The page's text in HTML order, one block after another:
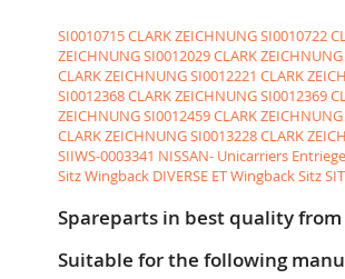
SI0010715 CLARK ZEICHNUNGSI0010722
ZEICHNUNGSI0012029 CLARK ZEICHNUNG
CLARK ZEICHNUNGSI0012221 CLARK
SI0012368 CLARK ZEICHNUNGSI0012369
ZEICHNUNGSI0012459 CLARK ZEICHNUNG
CLARK ZEICHNUNGSI0013228 CLARK
SIIWS-0003341 NISSAN- Unicarriers
Sitz Wingback DIVERSE ET Wingback Sitz
Spareparts in best quality
Suitable for the following